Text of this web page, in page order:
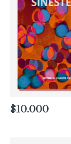
$10.000